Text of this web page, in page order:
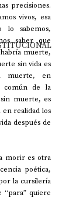
precisiones.
vivos, esa
sabemos,
saber que
muerte,
sin vida es
muerte, en
común de la
muerte, es
realidad los
después de
morir es otra
poética,
la cursilería
“para” quiere